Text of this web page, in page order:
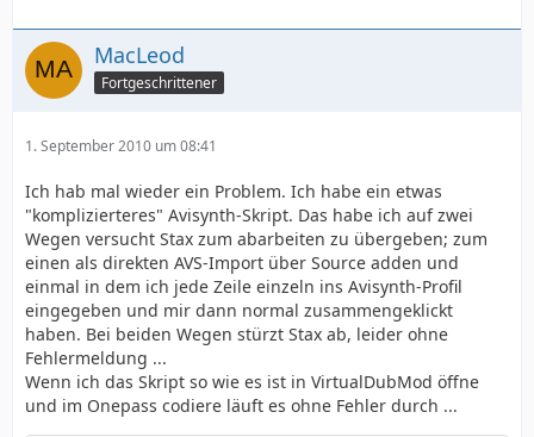
New Getting Started dialog for beginners
Various tweaks to improve handling of rare
formats
Replaced old folder browser with new vista folder
Fixed bug video delay in MKV not detected
Added various eac3to and BeSweet options
Updated x264 to r1703
https://sourceforge.net/projects/staxm…
eta.7z/download
MacLeod
Fortgeschrittener
1. September 2010 um 08:41
Ich hab mal wieder ein Problem. Ich habe ein etwas
"komplizierteres" Avisynth-Skript. Das habe ich auf zwei
Wegen versucht Stax zum abarbeiten zu übergeben; zum
einen als direkten AVS-Import über Source adden und
einmal in dem ich jede Zeile einzeln ins Avisynth-Profil
eingegeben und mir dann normal zusammengeklickt
haben. Bei beiden Wegen stürzt Stax ab, leider ohne
Fehlermeldung ...
Wenn ich das Skript so wie es ist in VirtualDubMod öffne
und im Onepass codiere läuft es ohne Fehler durch ...